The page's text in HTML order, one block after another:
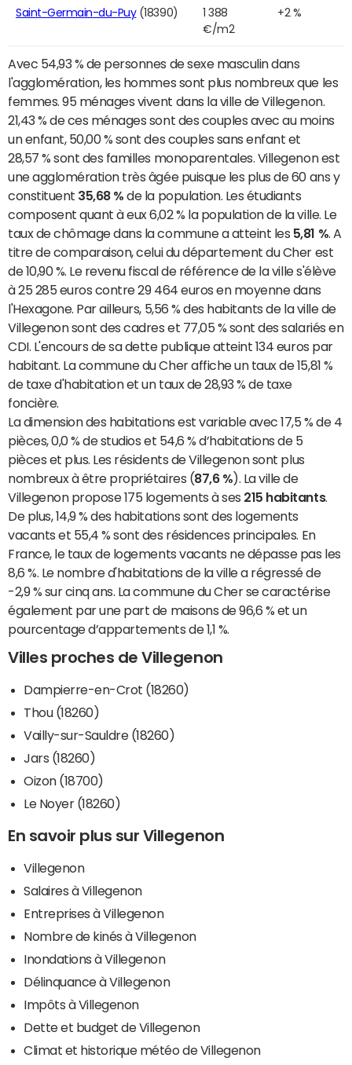
Saint-Germain-du-Puy(18390)
1 388
€/m2
+2 %
Avec 54,93 % de personnes de sexe masculin dans
l'agglomération, les hommes sont plus nombreux que les
femmes. 95 ménages vivent dans la ville de Villegenon.
21,43 % de ces ménages sont des couples avec au moins
un enfant, 50,00 % sont des couples sans enfant et
28,57 % sont des familles monoparentales. Villegenon est
une agglomération très âgée puisque les plus de 60 ans y
constituent 35,68 % de la population. Les étudiants
composent quant à eux 6,02 % la population de la ville. Le
taux de chômage dans la commune a atteint les 5,81 % . A
titre de comparaison, celui du département du Cher est
de 10,90 %. Le revenu fiscal de référence de la ville s'élève
à 25 285 euros contre 29 464 euros en moyenne dans
l'Hexagone. Par ailleurs, 5,56 % des habitants de la ville de
Villegenon sont des cadres et 77,05 % sont des salariés en
CDI. L'encours de sa dette publique atteint 134 euros par
habitant. La commune du Cher affiche un taux de 15,81 %
de taxe d'habitation et un taux de 28,93 % de taxe
foncière.
La dimension des habitations est variable avec 17,5 % de 4
pièces, 0,0 % de studios et 54,6 % d’habitations de 5
pièces et plus. Les résidents de Villegenon sont plus
nombreux à être propriétaires (87,6 %). La ville de
Villegenon propose 175 logements à ses 215 habitants.
De plus, 14,9 % des habitations sont des logements
vacants et 55,4 % sont des résidences principales. En
France, le taux de logements vacants ne dépasse pas les
8,6 %. Le nombre d'habitations de la ville a régressé de
-2,9 % sur cinq ans. La commune du Cher se caractérise
également par une part de maisons de 96,6 % et un
pourcentage d’appartements de 1,1 %.
Villes proches de Villegenon
Dampierre-en-Crot (18260)
Thou (18260)
Vailly-sur-Sauldre (18260)
Jars (18260)
Oizon (18700)
Le Noyer (18260)
En savoir plus sur Villegenon
Villegenon
Salaires à Villegenon
Entreprises à Villegenon
Nombre de kinés à Villegenon
Inondations à Villegenon
Délinquance à Villegenon
Impôts à Villegenon
Dette et budget de Villegenon
Climat et historique météo de Villegenon